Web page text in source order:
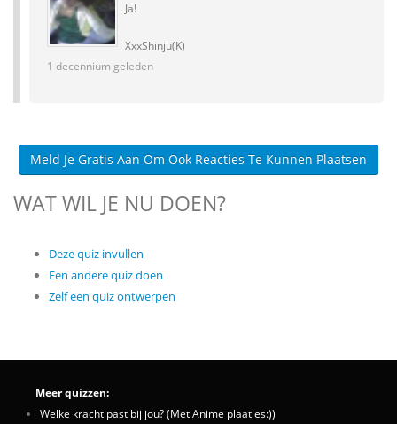
Ja!
XxxShinju(K)
1 decennium geleden
Meld Je Gratis Aan Om Ook Reacties Te Kunnen Plaatsen
WAT WIL JE NU DOEN?
Deze quiz invullen
Een andere quiz doen
Zelf een quiz ontwerpen
Meer quizzen:
Welke kracht past bij jou? (Met Anime plaatjes:))